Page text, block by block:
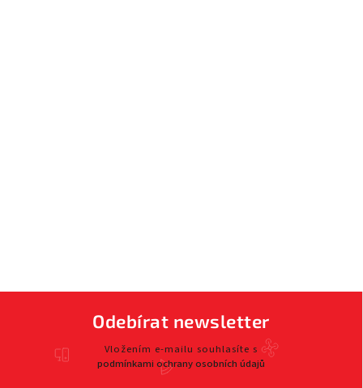
Odebírat newsletter
Vložením e-mailu souhlasíte s
podmínkami ochrany osobních údajů